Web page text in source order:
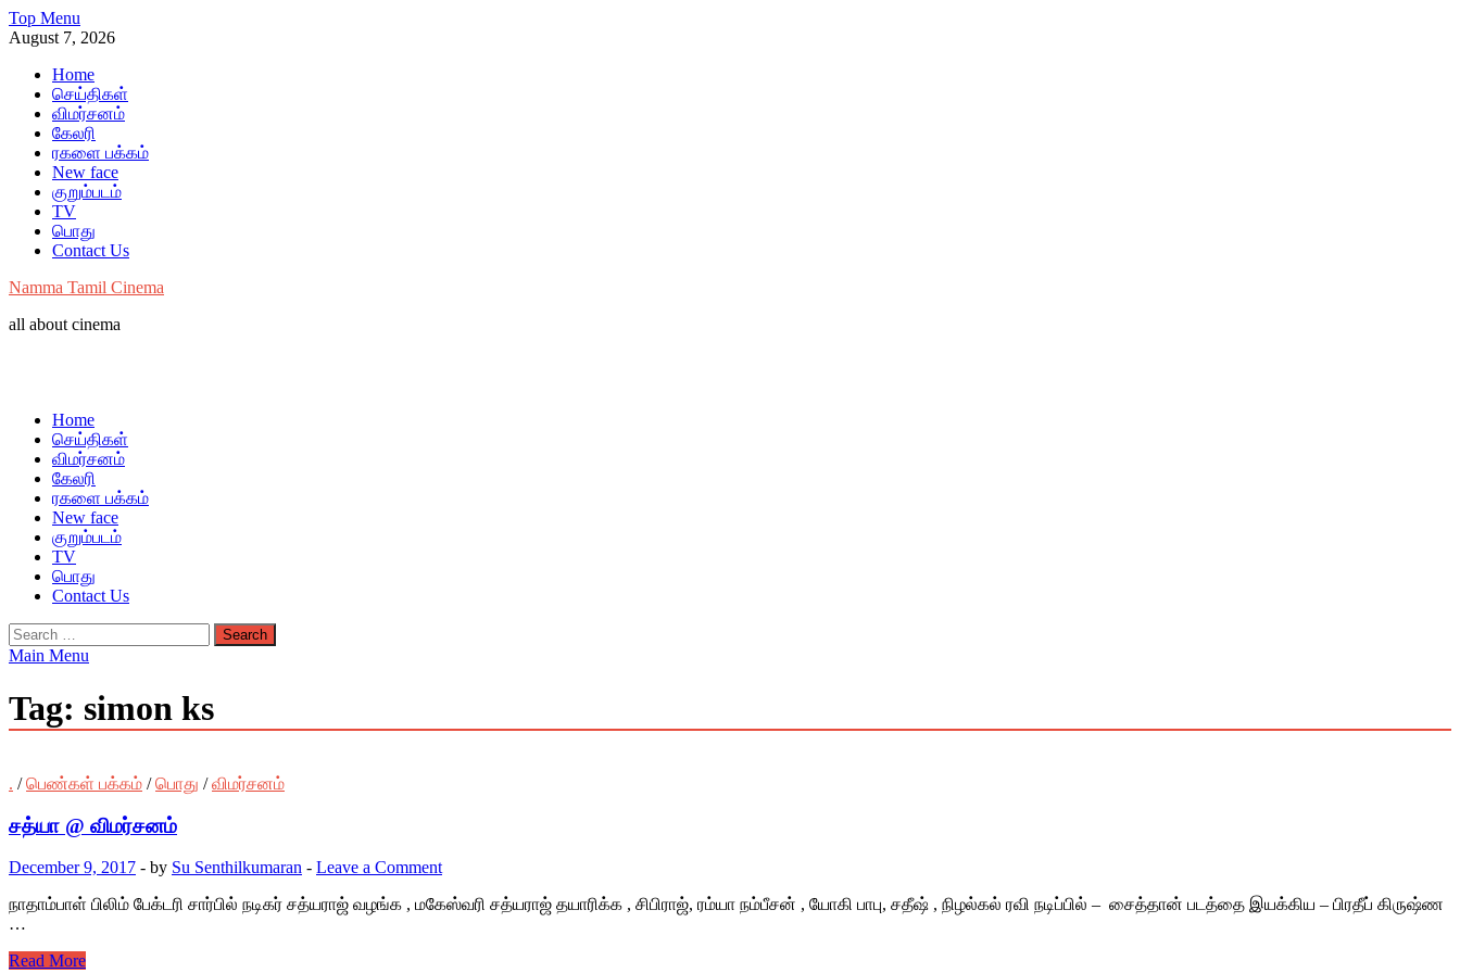
Skip
to
Top Menu
August 7, 2026
Home
செய்திகள்
விமர்சனம்
கேலரி
ரகளை பக்கம்
New face
குறும்படம்
TV
பொது
Contact Us
Namma Tamil Cinema
all about cinema
Home
செய்திகள்
விமர்சனம்
கேலரி
ரகளை பக்கம்
New face
குறும்படம்
TV
பொது
Contact Us
Search
for:
Main Menu
Tag: simon ks
. /பெண்கள் பக்கம் /பொது /விமர்சனம்
சத்யா @ விமர்சனம்
December 9, 2017 - by Su Senthilkumaran - Leave a Comment
நாதாம்பாள் பிலிம் பேக்டரி சார்பில் நடிகர் சத்யராஜ் வழங்க , மகேஸ்வரி சத்யராஜ் தயாரிக்க , சிபிராஜ், ரம்யா நம்பீசன் , யோகி பாபு, சதீஷ் , நிழல்கல் ரவி நடிப்பில் – சைத்தான் படத்தை இயக்கிய – பிரதீப் கிருஷ்ண
…
Read More